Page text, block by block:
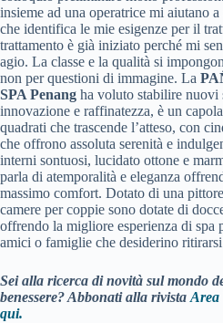
insieme ad una operatrice mi aiutano
che identifica le mie esigenze per il
trattamento è già iniziato perché mi
agio. La classe e la qualità si
non per questioni di immagine. La
SPA Penang ha voluto stabilire nuovi
innovazione e raffinatezza, è un
quadrati che trascende l’atteso, con
che offrono assoluta serenità e
interni sontuosi, lucidato ottone e
parla di atemporalità e eleganza
massimo comfort. Dotato di una
camere per coppie sono dotate di
offrendo la migliore esperienza di spa
amici o famiglie che desiderino
Sei alla ricerca di novità sul mondo
benessere? Abbonati alla rivista Area
qui.